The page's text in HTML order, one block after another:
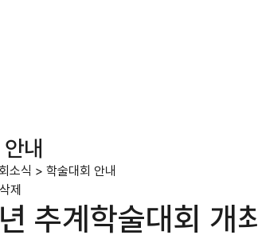
내
소식 > 학술대회 안내
삭제
추계학술대회 개최